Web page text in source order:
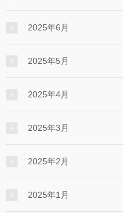
2025年6月
2025年5月
2025年4月
2025年3月
2025年2月
2025年1月